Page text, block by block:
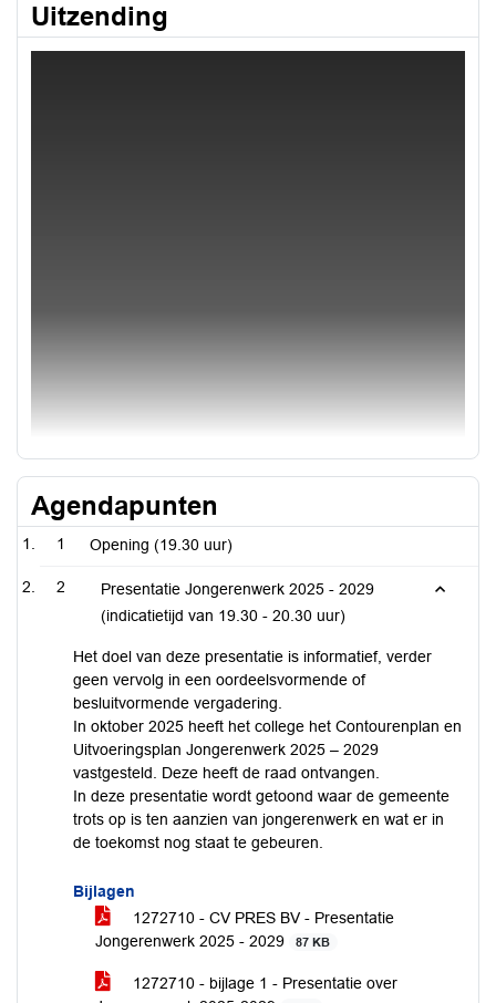
Uitzending
Agendapunten
1 Opening (19.30 uur)
2
Presentatie Jongerenwerk 2025 - 2029
(indicatietijd van 19.30 - 20.30 uur)
Het doel van deze presentatie is informatief, verder
geen vervolg in een oordeelsvormende of
besluitvormende vergadering.
In oktober 2025 heeft het college het Contourenplan en
Uitvoeringsplan Jongerenwerk 2025 – 2029
vastgesteld. Deze heeft de raad ontvangen.
In deze presentatie wordt getoond waar de gemeente
trots op is ten aanzien van jongerenwerk en wat er in
de toekomst nog staat te gebeuren.
Bijlagen
1272710 - CV PRES BV - Presentatie
Jongerenwerk 2025 - 2029
87 KB
1272710 - bijlage 1 - Presentatie over